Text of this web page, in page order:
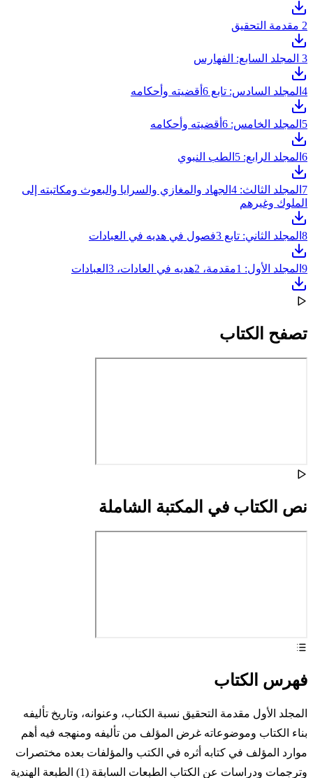
2 مقدمة التحقيق
3 المجلد السابع: الفهارس
4 المجلد السادس: تابع 6أقضيته وأحكامه
5 المجلد الخامس: 6أقضيته وأحكامه
6 المجلد الرابع: 5الطب النبوي
7
المجلد الثالث: 4الجهاد والمغازي والسرايا والبعوث ومكاتبته إلى
الملوك وغيرهم
8 المجلد الثاني: تابع 3فصول في هديه في العبادات
9 المجلد الأول: 1مقدمة، 2هديه في العادات، 3العبادات
تصفح الكتاب
نص الكتاب في المكتبة الشاملة
فهرس الكتاب
المجلد الأول مقدمة التحقيق نسبة الكتاب، وعنوانه، وتاريخ تأليفه
بناء الكتاب وموضوعاته غرض المؤلف من تأليفه ومنهجه فيه أهم
موارد المؤلف في كتابه أثره في الكتب والمؤلفات بعده مختصرات
وترجمات ودراسات عن الكتاب الطبعات السابقة (1) الطبعة الهندية